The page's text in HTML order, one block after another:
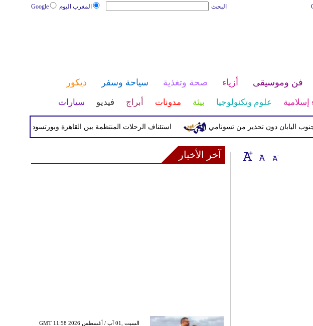
المغرب اليوم Google البحث
فن وموسيقى أزياء صحة وتغذية سياحة وسفر ديكور
إسلامية علوم وتكنولوجيا بيئة مدونات أبراج فيديو سيارات
استئناف الرحلات المنتظمة بين القاهرة وبورتسودان بواقع 5 رحلات أسبوعيا
آخر الأخبار
GMT 11:58 2026 السبت ,01 آب / أغسطس